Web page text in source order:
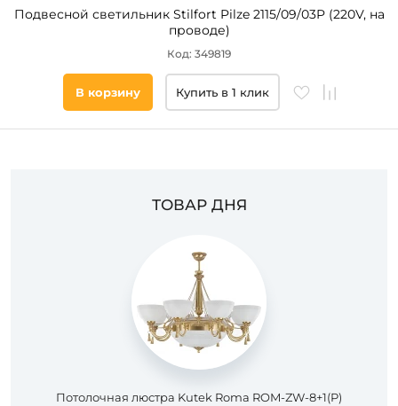
Подвесной светильник Stilfort Pilze 2115/09/03P (220V, на
проводе)
Код: 349819
В корзину Купить в 1 клик
ТОВАР ДНЯ
Потолочная люстра Kutek Roma ROM-ZW-8+1(P)